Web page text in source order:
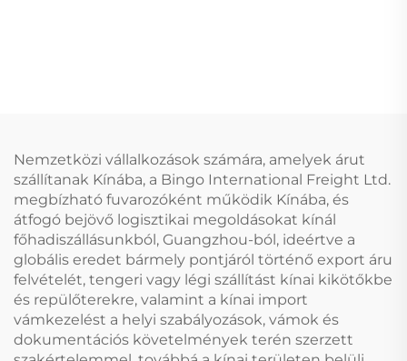
Nemzetközi vállalkozások számára, amelyek árut
szállítanak Kínába, a Bingo International Freight Ltd.
megbízható fuvarozóként működik Kínába, és
átfogó bejövő logisztikai megoldásokat kínál
főhadiszállásunkból, Guangzhou-ból, ideértve a
globális eredet bármely pontjáról történő export áru
felvételét, tengeri vagy légi szállítást kínai kikötőkbe
és repülőterekre, valamint a kínai import
vámkezelést a helyi szabályozások, vámok és
dokumentációs követelmények terén szerzett